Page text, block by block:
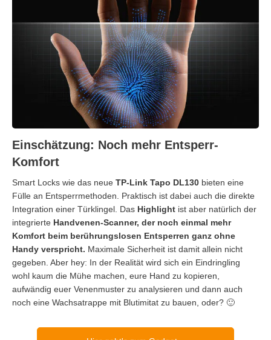
Einschätzung: Noch mehr Entsperr-
Komfort
Smart Locks wie das neue TP-Link Tapo DL130 bieten eine
Fülle an Entsperrmethoden. Praktisch ist dabei auch die direkte
Integration einer Türklingel. Das Highlight ist aber natürlich der
integrierte Handvenen-Scanner, der noch einmal mehr
Komfort beim berührungslosen Entsperren ganz ohne
Handy verspricht. Maximale Sicherheit ist damit allein nicht
gegeben. Aber hey: In der Realität wird sich ein Eindringling
wohl kaum die Mühe machen, eure Hand zu kopieren,
aufwändig euer Venenmuster zu analysieren und dann auch
noch eine Wachsatrappe mit Blutimitat zu bauen, oder? 🙂